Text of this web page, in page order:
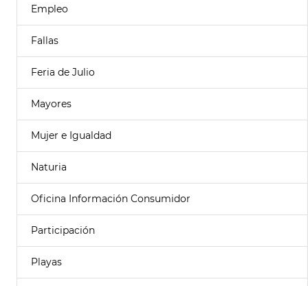
Empleo
Fallas
Feria de Julio
Mayores
Mujer e Igualdad
Naturia
Oficina Información Consumidor
Participación
Playas